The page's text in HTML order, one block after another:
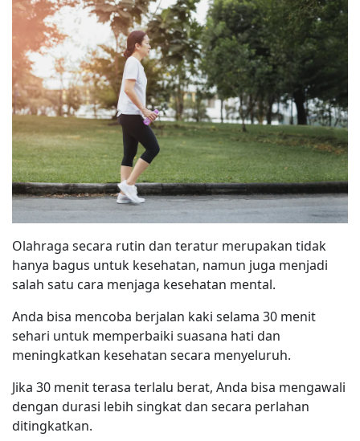
Olahraga secara rutin dan teratur merupakan tidak
hanya bagus untuk kesehatan, namun juga menjadi
salah satu cara menjaga kesehatan mental.
Anda bisa mencoba berjalan kaki selama 30 menit
sehari untuk memperbaiki suasana hati dan
meningkatkan kesehatan secara menyeluruh.
Jika 30 menit terasa terlalu berat, Anda bisa mengawali
dengan durasi lebih singkat dan secara perlahan
ditingkatkan.